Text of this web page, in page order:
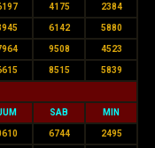
4175 2384
6142 5880
9508 4523
8515 5839
SAB MIN
6744 2495